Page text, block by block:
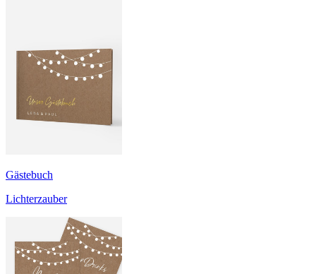
Gästebuch
Lichterzauber